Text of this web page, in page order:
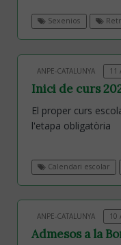
Sexenios
ANPE-CATALUNYA 11
Inici de curs
El proper curs
l'etapa obligatòria
Calendari escolar
ANPE-CATALUNYA 10
Admesos a la